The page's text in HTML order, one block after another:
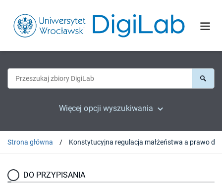
Więcej opcji wyszukiwania
Strona główna
DO PRZYPISANIA